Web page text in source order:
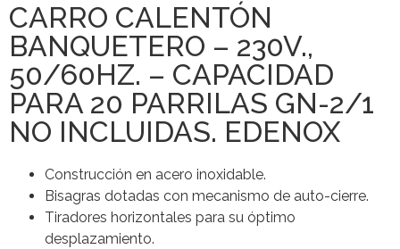
CARRO CALENTÓN
BANQUETERO – 230V.,
50/60HZ. – CAPACIDAD
PARA 20 PARRILAS GN-2/1
NO INCLUIDAS. EDENOX
Construcción en acero inoxidable.
Bisagras dotadas con mecanismo de auto-cierre.
Tiradores horizontales para su óptimo
desplazamiento.